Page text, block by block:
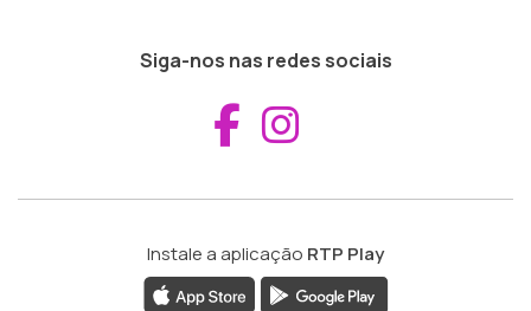
Siga-nos nas redes sociais
Aceder ao
Instale a aplicação RTP Play